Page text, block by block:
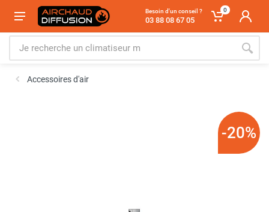
Besoin d'un conseil ?
03 88 08 67 05
0
Accessoires d'air
-20%